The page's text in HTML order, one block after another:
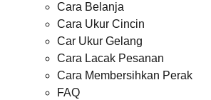
Cara Belanja
Cara Ukur Cincin
Car Ukur Gelang
Cara Lacak Pesanan
Cara Membersihkan Perak
FAQ